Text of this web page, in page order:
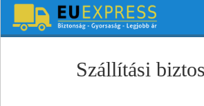
Szállítási